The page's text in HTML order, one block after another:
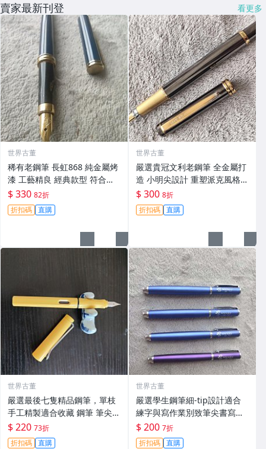
賣家最新刊登 看更多
世界古董
稀有老鋼筆 長虹868 純金屬烤
漆 工藝精良 經典款型 符合日
用與收藏 防滑筆握 重量適中
宜練字 護膽版 老鋼筆 收藏品
$ 330 82折
折扣碼 直購
世界古董
嚴選貴冠文利老鋼筆 全金屬打
造 小明尖設計 重塑派克風格
時尚復古 專為國人量身打造 輕
便易握書寫更順手 久藏老庫存
銅金表面氧化痕跡 正常使用無
$ 300 8折
折扣碼 直購
世界古董
嚴選最後七隻精品鋼筆，單枝
手工精製適合收藏 鋼筆 筆尖
字典 筆尖
$ 220 73折
折扣碼 直購
世界古董
嚴選學生鋼筆細-tip設計適合
練字與寫作業別致筆尖書寫順
滑單支出售詳細請查看圖文關
鍵詞：鋼筆 筆尖 字體練習
$ 200 7折
折扣碼 直購